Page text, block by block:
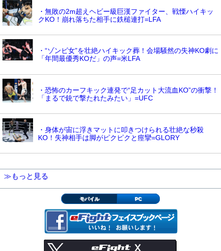
・無敗の2m超えヘビー級巨漢ファイター、戦慄ハイキッ
クKO！崩れ落ちた相手に鉄槌連打=LFA
・“ゾンビ女”を壮絶ハイキック葬！会場騒然の失神KO劇に
「年間最優秀KOだ」の声=米LFA
・恐怖のカーフキック連発で“足カット大流血KO”の衝撃！
「まるで銃で撃たれたみたい」=UFC
・身体が宙に浮きマットに叩きつけられる壮絶な秒殺
KO！失神相手は脚がピクピクと痙攣=GLORY
≫もっと見る
モバイル PC